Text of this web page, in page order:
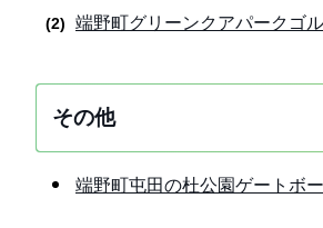
端野町グリーンクアパークゴ
その他
端野町屯田の杜公園ゲートボ